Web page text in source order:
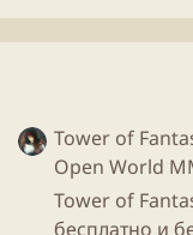
Спойлер:скрин
Tower of
Open World
Tower of
бесплатно и